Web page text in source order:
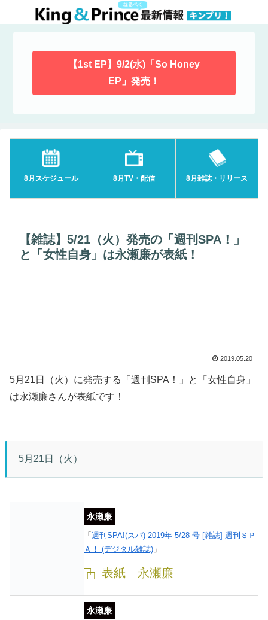
【1st EP】9/2(水)「So Honey
EP」発売！
8月スケジュール 8月TV・配信 8月雑誌・リリース
【雑誌】5/21（火）発売の「週刊SPA！」
と「女性自身」は永瀬廉が表紙！
2019.05.20
5月21日（火）に発売する「週刊SPA！」と「女性自身」
は永瀬廉さんが表紙です！
5月21日（火）
永瀬廉
「 週刊SPA!(スパ) 2019年 5/28 号 [雑誌] 週刊ＳＰ
Ａ！ (デジタル雑誌) 」
表紙 永瀬廉
永瀬廉